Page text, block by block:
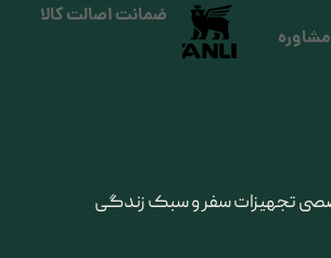
تجهیزات سفر و سبک زندگی
ضمانت اصالت کالا